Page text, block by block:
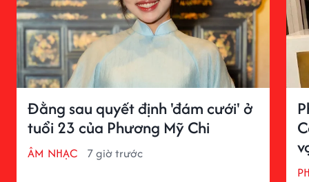
Đằng sau quyết định 'đám cưới' ở
tuổi 23 của Phương Mỹ Chi
ÂM NHẠC 7 giờ trước